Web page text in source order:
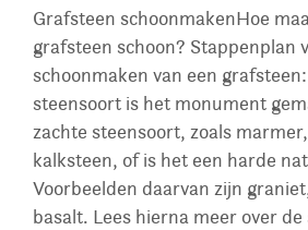
Grafsteen schoonmakenHoe
grafsteen schoon? Stappenplan
schoonmaken van een
steensoort is het monument
zachte steensoort, zoals
kalksteen, of is het een harde
Voorbeelden daarvan zijn
basalt. Lees hierna meer over